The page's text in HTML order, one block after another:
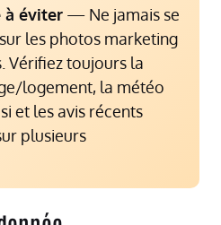
à éviter — Ne jamais se
les photos marketing
Vérifiez toujours la
logement, la météo
et les avis récents
plusieurs